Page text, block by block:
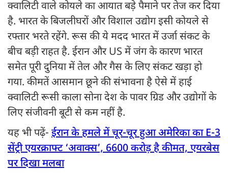
क्‍वाल‍िटी वाले कोयले का आयात बड़े पैमाने पर तेज कर दिया
है. भारत के बिजलीघरों और विशाल उद्योग इसी कोयले से
रफ्तार भरते रहेंगे. रूस की ये मदद भारत में उर्जा संकट के
बीच बड़ी राहत है. ईरान और US में जंग के कारण भारत
समेत पूरी दुनिया में तेल और गैस के लिए संकट खड़ा हो
गया. कीमतें आसमान छूने की संभावना है ऐसे में हाई
क्वालिटी रूसी काला सोना देश के पावर ग्रिड और उद्योगों के
लिए संजीवनी बूटी से कम नहीं है.
यह भी पढ़ें- ईरान के हमले में चूर-चूर हुआ अमेरिका का E-3
सेंट्री एयरक्राफ्ट ‘अवाक्स’, 6600 करोड़ है कीमत, एयरबेस
पर दिखा मलबा